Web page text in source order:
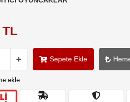
Sepete Ekle
ekle